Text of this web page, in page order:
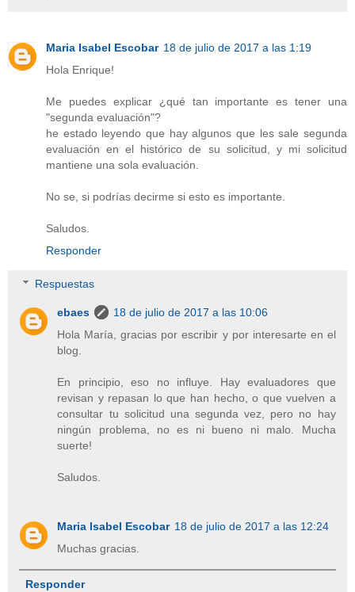
Maria Isabel Escobar 18 de julio de 2017 a las 1:19
Hola Enrique!
Me puedes explicar ¿qué tan importante es tener una
"segunda evaluación"?
he estado leyendo que hay algunos que les sale segunda
evaluación en el histórico de su solicitud, y mi solicitud
mantiene una sola evaluación.
No se, si podrías decirme si esto es importante.
Saludos.
Responder
Respuestas
ebaes
18 de julio de 2017 a las 10:06
Hola María, gracias por escribir y por interesarte en el
blog.
En principio, eso no influye. Hay evaluadores que
revisan y repasan lo que han hecho, o que vuelven a
consultar tu solicitud una segunda vez, pero no hay
ningún problema, no es ni bueno ni malo. Mucha
suerte!
Saludos.
Maria Isabel Escobar 18 de julio de 2017 a las 12:24
Muchas gracias.
Responder